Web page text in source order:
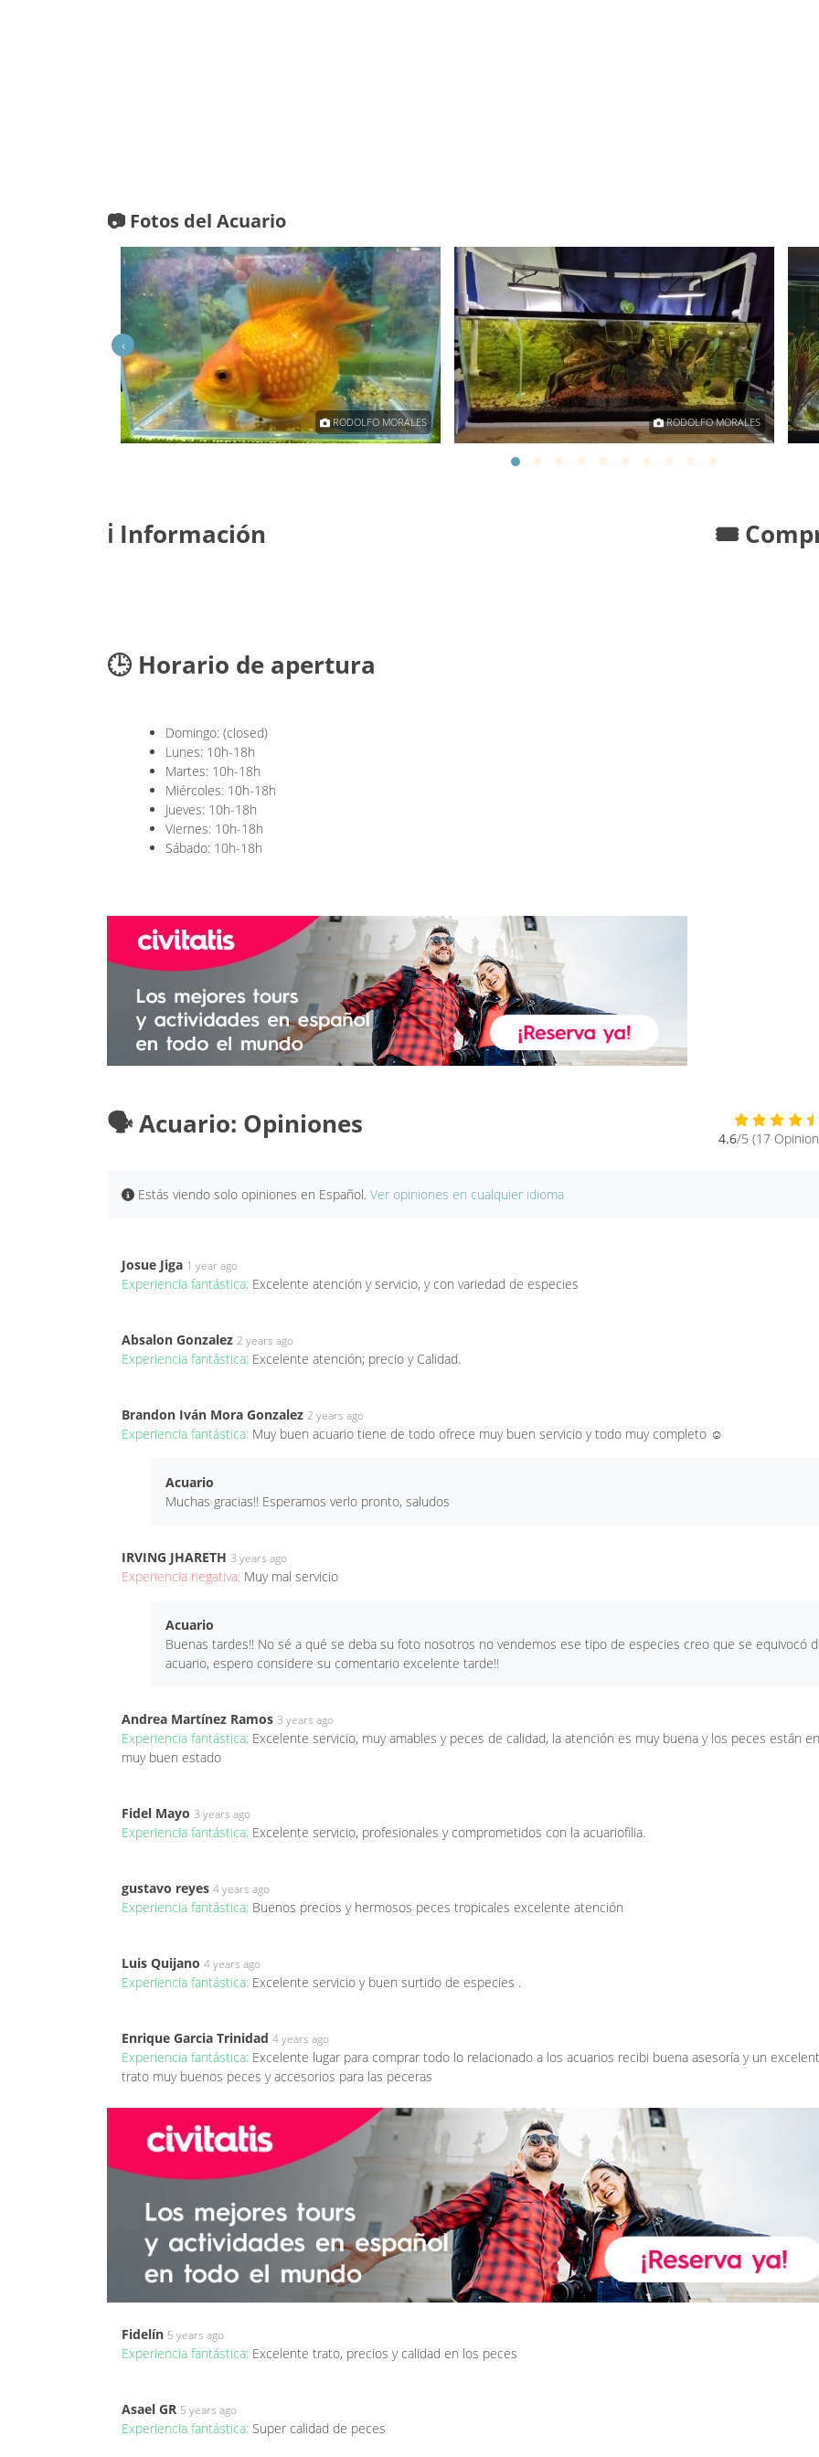
📷 Fotos del Acuario
RODOLFO MORALES RODOLFO MORALES
‹
ℹ️ Información
🕒 Horario de apertura
Domingo: (closed)
Lunes: 10h-18h
Martes: 10h-18h
Miércoles: 10h-18h
Jueves: 10h-18h
Viernes: 10h-18h
Sábado: 10h-18h
🎟️
🗣️ Acuario: Opiniones 4.6/5 (17
Estás viendo solo opiniones en Español. Ver opiniones en cualquier idioma
Josue Jiga 1 year ago
Experiencia fantástica: Excelente atención y servicio, y con variedad de especies
Absalon Gonzalez 2 years ago
Experiencia fantástica: Excelente atención; precio y Calidad.
Brandon Iván Mora Gonzalez 2 years ago
Experiencia fantástica: Muy buen acuario tiene de todo ofrece muy buen servicio y todo muy completo ☺️
Acuario
Muchas gracias!! Esperamos verlo pronto, saludos
IRVING JHARETH 3 years ago
Experiencia negativa: Muy mal servicio
Acuario
Buenas tardes!! No sé a qué se deba su foto nosotros no vendemos ese tipo de especies creo que se equivocó
acuario, espero considere su comentario excelente tarde!!
Andrea Martínez Ramos 3 years ago
Experiencia fantástica: Excelente servicio, muy amables y peces de calidad, la atención es muy buena y los peces están en
muy buen estado
Fidel Mayo 3 years ago
Experiencia fantástica: Excelente servicio, profesionales y comprometidos con la acuariofilia.
gustavo reyes 4 years ago
Experiencia fantástica: Buenos precios y hermosos peces tropicales excelente atención
Luis Quijano 4 years ago
Experiencia fantástica: Excelente servicio y buen surtido de especies .
Enrique Garcia Trinidad 4 years ago
Experiencia fantástica: Excelente lugar para comprar todo lo relacionado a los acuarios recibi buena asesoría y un
trato muy buenos peces y accesorios para las peceras
Fidelín 5 years ago
Experiencia fantástica: Excelente trato, precios y calidad en los peces
Asael GR 5 years ago
Experiencia fantástica: Super calidad de peces